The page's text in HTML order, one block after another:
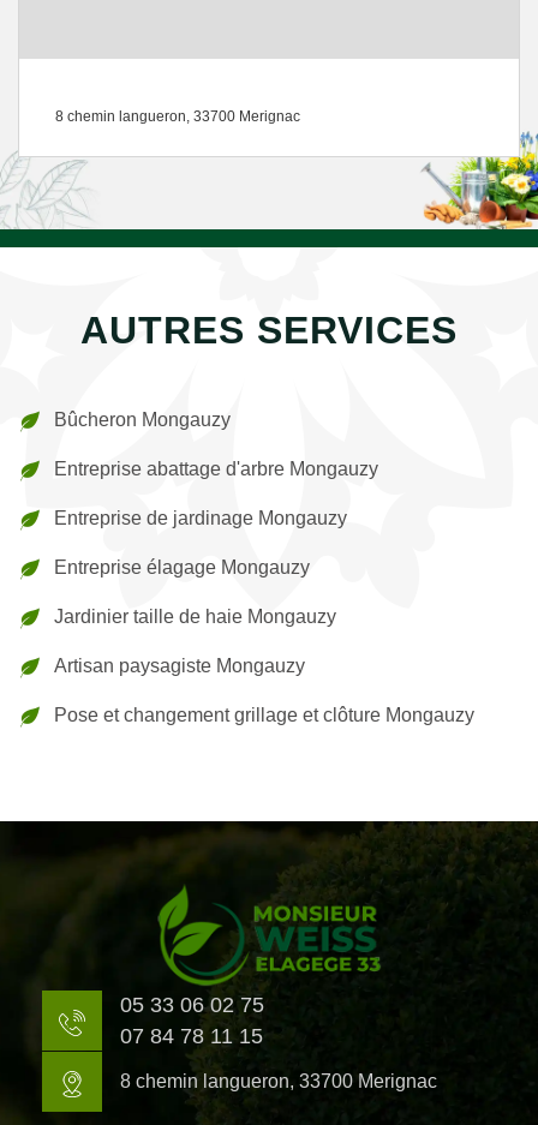
8 chemin langueron, 33700 Merignac
AUTRES SERVICES
Bûcheron Mongauzy
Entreprise abattage d'arbre Mongauzy
Entreprise de jardinage Mongauzy
Entreprise élagage Mongauzy
Jardinier taille de haie Mongauzy
Artisan paysagiste Mongauzy
Pose et changement grillage et clôture Mongauzy
05 33 06 02 75
07 84 78 11 15
8 chemin langueron, 33700 Merignac